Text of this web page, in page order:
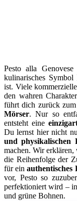
Pesto alla
kulinarisches Symbol
ist. Viele
den wahren
führt dich zurück zum
Mörser. Nur so
entsteht eine
Du lernst hier nicht
und physikalischen
machen. Wir
die Reihenfolge der
für einauthentisches
vor, Pesto so
perfektioniert wird –
und grüne Bohnen.